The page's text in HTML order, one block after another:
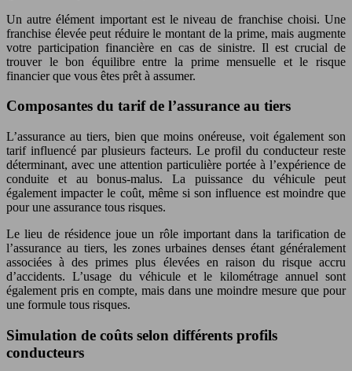
Un autre élément important est le niveau de franchise choisi. Une
franchise élevée peut réduire le montant de la prime, mais augmente
votre participation financière en cas de sinistre. Il est crucial de
trouver le bon équilibre entre la prime mensuelle et le risque
financier que vous êtes prêt à assumer.
Composantes du tarif de l’assurance au tiers
L’assurance au tiers, bien que moins onéreuse, voit également son
tarif influencé par plusieurs facteurs. Le profil du conducteur reste
déterminant, avec une attention particulière portée à l’expérience de
conduite et au bonus-malus. La puissance du véhicule peut
également impacter le coût, même si son influence est moindre que
pour une assurance tous risques.
Le lieu de résidence joue un rôle important dans la tarification de
l’assurance au tiers, les zones urbaines denses étant généralement
associées à des primes plus élevées en raison du risque accru
d’accidents. L’usage du véhicule et le kilométrage annuel sont
également pris en compte, mais dans une moindre mesure que pour
une formule tous risques.
Simulation de coûts selon différents profils
conducteurs